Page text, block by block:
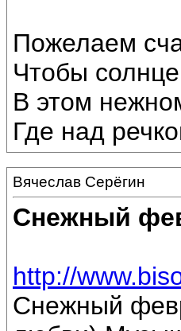
Пожелаем
Чтобы
В этом
Где над
Вячеслав Серёгин
Снежный
http://
Снежный